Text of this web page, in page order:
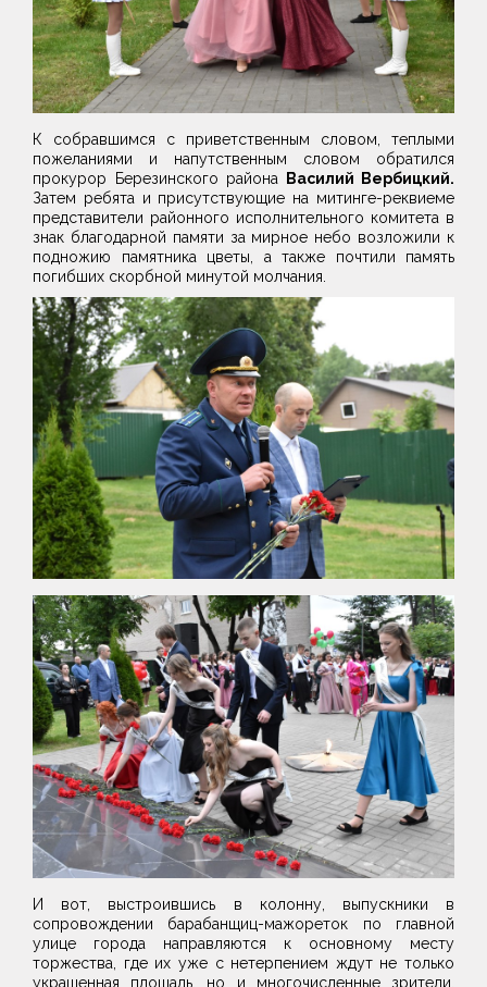
К собравшимся с приветственным словом, теплыми
пожеланиями и напутственным словом обратился
прокурор Березинского района Василий Вербицкий.
Затем ребята и присутствующие на митинге-реквиеме
представители районного исполнительного комитета в
знак благодарной памяти за мирное небо возложили к
подножию памятника цветы, а также почтили память
погибших скорбной минутой молчания.
И вот, выстроившись в колонну, выпускники в
сопровождении барабанщиц-мажореток по главной
улице города направляются к основному месту
торжества, где их уже с нетерпением ждут не только
украшенная площадь, но и многочисленные зрители.